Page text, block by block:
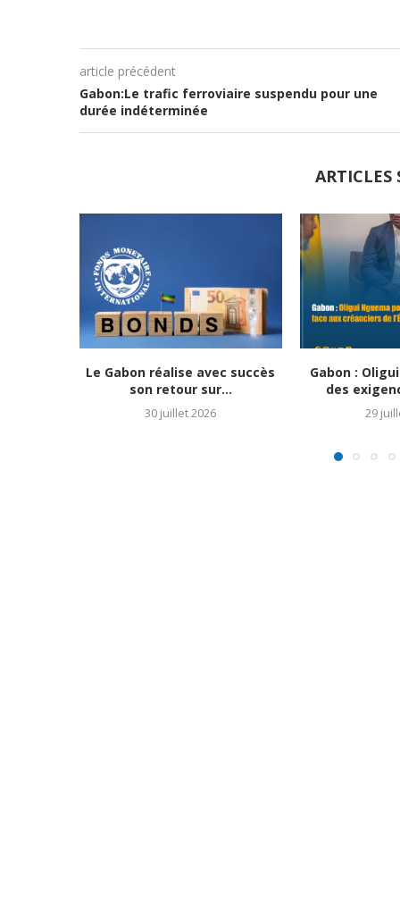
article précédent
Gabon:Le trafic ferroviaire suspendu pour une
durée indéterminée
ARTICLES
Le Gabon réalise avec succès
son retour sur...
30 juillet 2026
Gabon :
des
29